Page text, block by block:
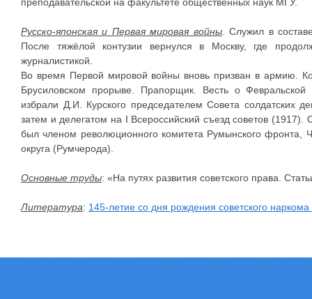
Русско-японская и Первая мировая войны . Служил в
После тяжёлой контузии вернулся в Москву, где
журналистикой.
Во время Первой мировой войны вновь призван в армию.
Брусиловском прорыве. Прапорщик. Весть о
избрали Д.И. Курского председателем Совета солдатских
затем и делегатом на I Всероссийский съезд советов (1917).
был членом революционного комитета Румынского фронта,
округа (Румчерода).
Основные труды: «На путях развития советского права.
Литература: 145-летие со дня рождения советского